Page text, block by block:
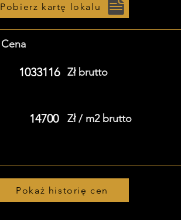
Pobierz kartę lokalu
Cena
1033116 Zł brutto
14700 Zł / m2 brutto
Pokaż historię cen